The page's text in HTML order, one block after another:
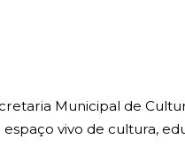
Municipal de
vivo de cultura,